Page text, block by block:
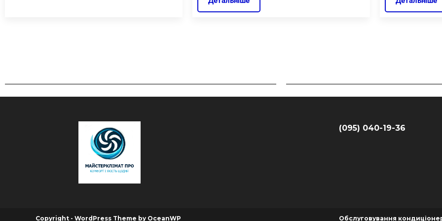
(095) 040-19-36
Обслуговування
Copyright - WordPress Theme by OceanWP